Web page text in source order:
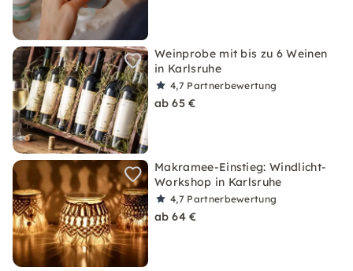
Weinprobe mit bis zu 6 Weinen
in Karlsruhe
4,7 Partnerbewertung
ab 65 €
Makramee-Einstieg: Windlicht-
Workshop in Karlsruhe
4,7 Partnerbewertung
ab 64 €